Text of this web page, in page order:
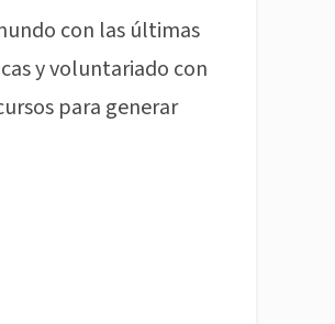
con las últimas
y voluntariado con
para generar